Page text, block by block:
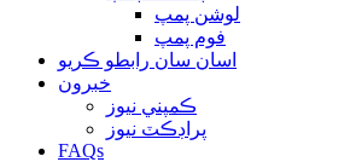
لوشن پمپ
فوم پمپ
اسان سان رابطو ڪريو
خبرون
ڪمپني نيوز
پراڊڪٽ نيوز
FAQs